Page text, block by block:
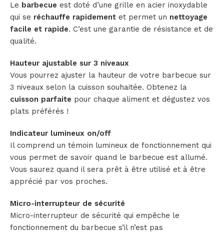
Le barbecue est doté d’une grille en acier inoxydable
qui se réchauffe rapidement et permet un nettoyage
facile et rapide. C’est une garantie de résistance et de
qualité.
Hauteur ajustable sur 3 niveaux
Vous pourrez ajuster la hauteur de votre barbecue sur
3 niveaux selon la cuisson souhaitée. Obtenez la
cuisson parfaite pour chaque aliment et dégustez vos
plats préférés !
Indicateur lumineux on/off
Il comprend un témoin lumineux de fonctionnement qui
vous permet de savoir quand le barbecue est allumé.
Vous saurez quand il sera prêt à être utilisé et à être
apprécié par vos proches.
Micro-interrupteur de sécurité
Micro-interrupteur de sécurité qui empêche le
fonctionnement du barbecue s’il n’est pas